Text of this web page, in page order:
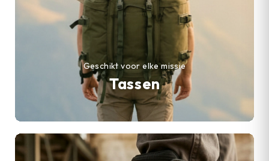
Tassen
Geschikt voor elke missie